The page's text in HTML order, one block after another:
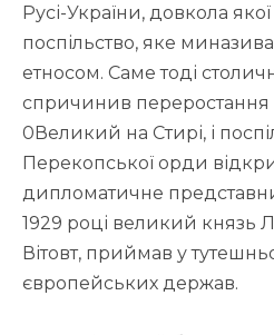
Русі-України, довкола
поспільство, яке
етносом. Саме тоді
спричинив переростання
0Великий на Стирі, і
Перекопської орди
дипломатичне
1929 році великий князь
Вітовт, приймав у
європейських держав.